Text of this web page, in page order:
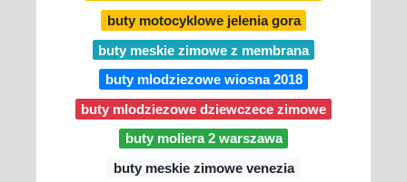
buty motocyklowe jelenia gora
buty meskie zimowe z membrana
buty mlodziezowe wiosna 2018
buty mlodziezowe dziewczece zimowe
buty moliera 2 warszawa
buty meskie zimowe venezia